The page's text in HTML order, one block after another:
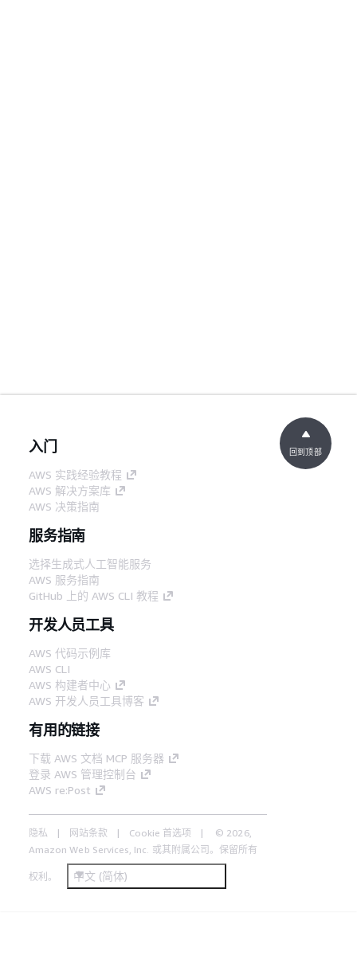
入门
AWS 实践经验教程
AWS 解决方案库
AWS 决策指南
服务指南
选择生成式人工智能服务
AWS 服务指南
GitHub 上的 AWS CLI 教程
开发人员工具
AWS 代码示例库
AWS CLI
AWS 构建者中心
AWS 开发人员工具博客
有用的链接
下载 AWS 文档 MCP 服务器
登录 AWS 管理控制台
AWS re:Post
隐私 网站条款 Cookie 首选项
© 2026,
Amazon Web Services, Inc. 或其附属公司。保留所有
权利。 中文 (简体)
回到顶部